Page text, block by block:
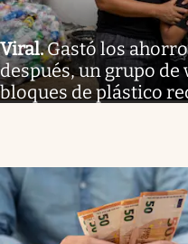
Viral.Gastó los
después, un grupo
bloques de plástico